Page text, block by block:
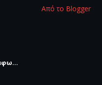
Από το Blogger